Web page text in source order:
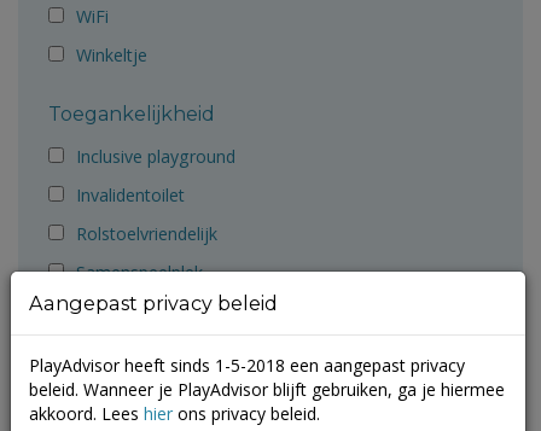
WiFi
Winkeltje
Toegankelijkheid
Inclusive playground
Invalidentoilet
Rolstoelvriendelijk
Samenspeelplek
Aanbevolen door
Ballorig
Cruyff Foundation
Aangepast privacy beleid
PlayAdvisor heeft sinds 1-5-2018 een aangepast privacy
beleid. Wanneer je PlayAdvisor blijft gebruiken, ga je hiermee
akkoord. Lees hier ons privacy beleid.